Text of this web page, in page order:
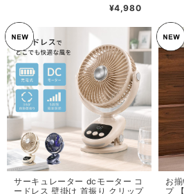
¥4,980
サーキュレーター dcモーター コ
ードレス 壁掛け 首振り クリップ
お
プ